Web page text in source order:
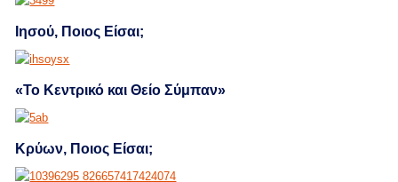
Ιησού, Ποιος Είσαι;
«Το Κεντρικό και Θείο Σύμπαν»
Κρύων, Ποιος Είσαι;